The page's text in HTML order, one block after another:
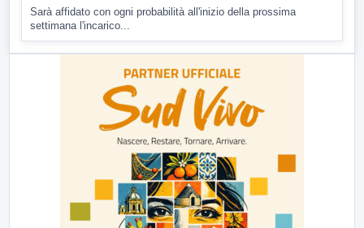
Sarà affidato con ogni probabilità all'inizio della prossima
settimana l'incarico...